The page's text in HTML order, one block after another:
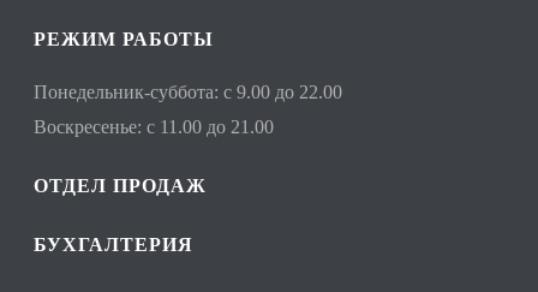
РЕЖИМ РАБОТЫ
Понедельник-суббота: с 9.00 до 22.00
Воскресенье: с 11.00 до 21.00
ОТДЕЛ ПРОДАЖ
БУХГАЛТЕРИЯ